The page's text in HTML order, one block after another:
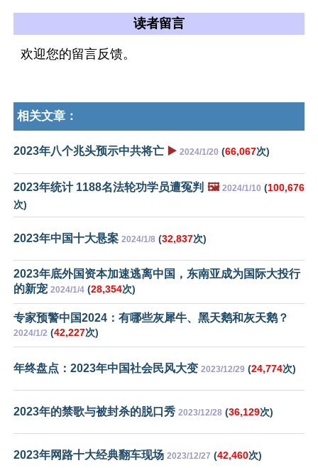
读者留言
欢迎您的留言反馈。
相关文章：
2023年八个兆头预示中共将亡 ▶️ 2024/1/20 (66,067次)
2023年统计 1188名法轮功学员遭冤判 🖼️ 2024/1/10 (100,676
次)
2023年中国十大悬案 2024/1/8 (32,837次)
2023年底外国资本加速逃离中国，东南亚成为国际大投行
的新宠 2024/1/4 (28,354次)
专家预警中国2024：有哪些灰犀牛、黑天鹅和灰天鹅？
2024/1/2 (42,227次)
年终盘点：2023年中国社会民风大变 2023/12/29 (24,774次)
2023年的禁歌与被封杀的脱口秀 2023/12/28 (36,129次)
2023年网路十大经典翻车现场 2023/12/27 (42,460次)